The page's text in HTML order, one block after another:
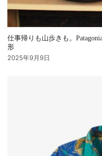
仕事帰りも山歩きも。
形
2025年9月9日